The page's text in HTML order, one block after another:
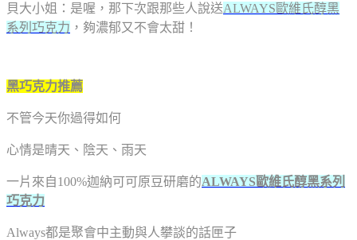
貝大小姐：是喔，那下次跟那些人說送ALWAYS歐維氏醇黑
系列巧克力 ，夠濃郁又不會太甜！
黑巧克力推薦
不管今天你過得如何
心情是晴天、陰天、雨天
一片來自100%迦納可可原豆研磨的ALWAYS歐維氏醇黑系列
巧克力
Always都是聚會中主動與人攀談的話匣子